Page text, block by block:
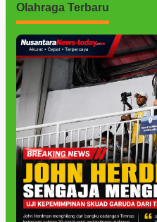
Olahraga Terbaru